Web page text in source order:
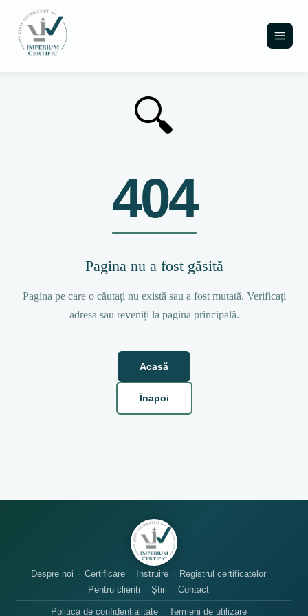
🔍
404
Pagina nu a fost găsită
Pagina pe care o căutați nu există sau a fost mutată. Verificați
adresa sau reveniți la pagina principală.
Acasă
Înapoi
Despre noi Certificare Instruire
Registrul certificatelor
Pentru clienți
Știri Contact
Politica de confidențialitate Termeni de utilizare